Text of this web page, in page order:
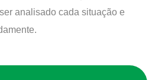
analisado cada situação e